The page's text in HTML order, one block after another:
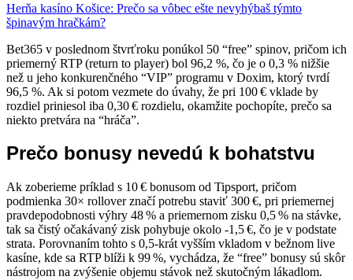
Herňa kasíno Košice: Prečo sa vôbec ešte nevyhýbaš týmto
špinavým hračkám?
Bet365 v poslednom štvrťroku ponúkol 50 “free” spinov, pričom ich
priemerný RTP (return to player) bol 96,2 %, čo je o 0,3 % nižšie
než u jeho konkurenčného “VIP” programu v Doxim, ktorý tvrdí
96,5 %. Ak si potom vezmete do úvahy, že pri 100 € vklade by
rozdiel priniesol iba 0,30 € rozdielu, okamžite pochopíte, prečo sa
niekto pretvára na “hráča”.
Prečo bonusy nevedú k bohatstvu
Ak zoberieme príklad s 10 € bonusom od Tipsport, pričom
podmienka 30× rollover značí potrebu staviť 300 €, pri priemernej
pravdepodobnosti výhry 48 % a priemernom zisku 0,5 % na stávke,
tak sa čistý očakávaný zisk pohybuje okolo -1,5 €, čo je v podstate
strata. Porovnaním tohto s 0,5‑krát vyšším vkladom v bežnom live
kasíne, kde sa RTP blíži k 99 %, vychádza, že “free” bonusy sú skôr
nástrojom na zvýšenie objemu stávok než skutočným lákadlom.